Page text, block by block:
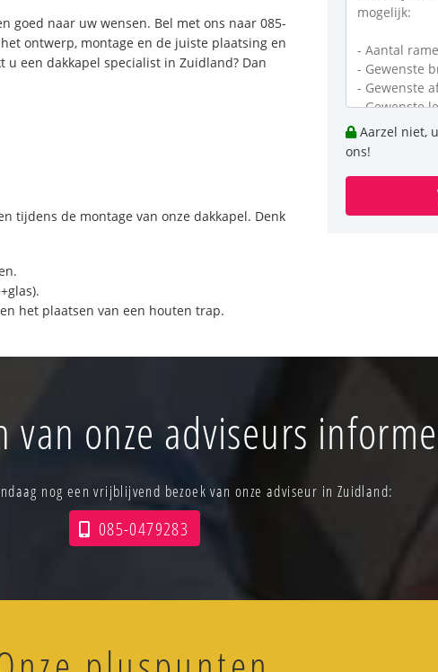
goed naar uw wensen. Bel met ons naar 085-
ontwerp, montage en de juiste plaatsing en
een dakkapel specialist in Zuidland? Dan
tijdens de montage van onze dakkapel. Denk
het plaatsen van een houten trap.
Aarzel niet,
ons!
van onze adviseurs
nog een vrijblijvend bezoek van onze adviseur in Zuidland:
085-0479283